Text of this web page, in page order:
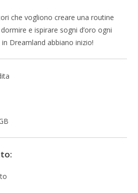
che vogliono creare una routine
e ispirare sogni d’oro ogni
Dreamland abbiano inizio!